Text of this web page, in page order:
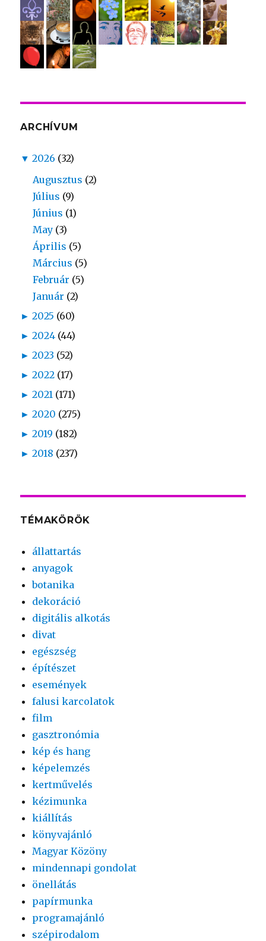
ARCHÍVUM
▼ 2026 (32)
Augusztus (2)
Július (9)
Június (1)
May (3)
Április (5)
Március (5)
Február (5)
Január (2)
► 2025 (60)
► 2024 (44)
► 2023 (52)
► 2022 (17)
► 2021 (171)
► 2020 (275)
► 2019 (182)
► 2018 (237)
TÉMAKÖRÖK
állattartás
anyagok
botanika
dekoráció
digitális alkotás
divat
egészség
építészet
események
falusi karcolatok
film
gasztronómia
kép és hang
képelemzés
kertművelés
kézimunka
kiállítás
könyvajánló
Magyar Közöny
mindennapi gondolat
önellátás
papírmunka
programajánló
szépirodalom